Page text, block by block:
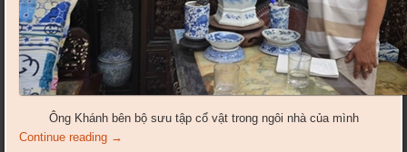
Ông Khánh bên bộ sưu tập cổ vật trong ngôi nhà của mình
Continue reading →